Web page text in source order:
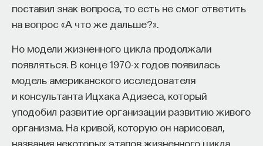
поставил знак вопроса, то есть не смог ответить
на вопрос «А что же дальше?».
Но модели жизненного цикла продолжали
появляться. В конце 1970-х годов появилась
модель американского исследователя
и консультанта Ицхака Адизеса, который
уподобил развитие организации развитию живого
организма. На кривой, которую он нарисовал,
названия некоторых этапов жизненного цикла
Посмотреть текущие вакансии
Образование работает дольше,
чем кажется
«Тема кажется простой: мы определяем цели,
движемся к ним — и дальше все должно
работать. Но в реальности с целеполаганием все
намного сложнее. Проблема не только